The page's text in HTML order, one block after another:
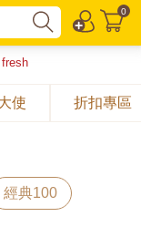
0
fresh
使 折扣專區
經典100